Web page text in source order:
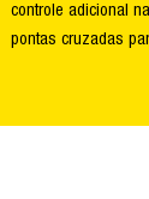
controle adicional
pontas cruzadas